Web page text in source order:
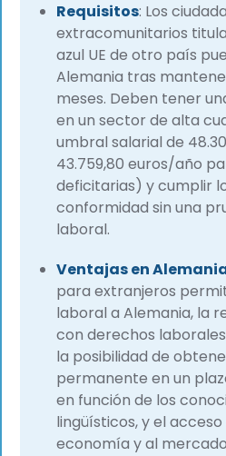
Requisitos: Los
extracomunitarios
azul UE de otro país
Alemania tras
meses. Deben tener
en un sector de alta
umbral salarial de
43.759,80 euros/año
deficitarias) y cumplir
conformidad sin una
laboral.
Ventajas en
para extranjeros
laboral a Alemania, la
con derechos
la posibilidad de
permanente en un
en función de los
lingüísticos, y el acceso
economía y al